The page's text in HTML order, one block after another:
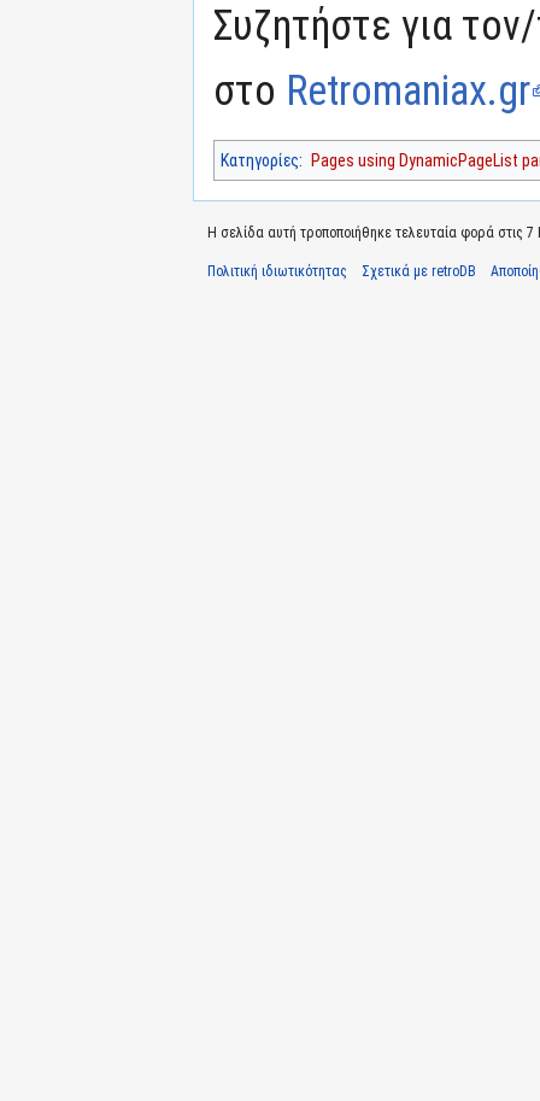
Συζητήστε για
στο Retromaniax.gr
Κατηγορίες: Pages using DynamicPageList
Η σελίδα αυτή τροποποιήθηκε τελευταία φορά στις 7
Πολιτική ιδιωτικότητας Σχετικά με retroDB